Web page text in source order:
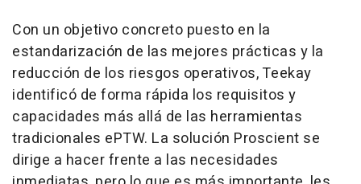
Con un objetivo concreto puesto en la
estandarización de las mejores prácticas y la
reducción de los riesgos operativos, Teekay
identificó de forma rápida los requisitos y
capacidades más allá de las herramientas
tradicionales ePTW. La solución Proscient se
dirige a hacer frente a las necesidades